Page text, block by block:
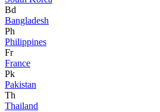
Bd
Bangladesh
Ph
Philippines
Fr
France
Pk
Pakistan
Th
Thailand